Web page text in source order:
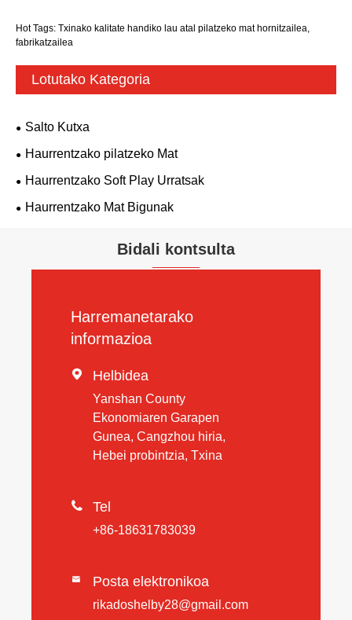
Hot Tags: Txinako kalitate handiko lau atal pilatzeko mat hornitzailea,
fabrikatzailea
Lotutako Kategoria
Salto Kutxa
Haurrentzako pilatzeko Mat
Haurrentzako Soft Play Urratsak
Haurrentzako Mat Bigunak
Bidali kontsulta
Harremanetarako
informazioa
 Helbidea
Yanshan County
Ekonomiaren Garapen
Gunea, Cangzhou hiria,
Hebei probintzia, Txina
 Tel
+86-18631783039
 Posta elektronikoa
rikadoshelby28@gmail.com